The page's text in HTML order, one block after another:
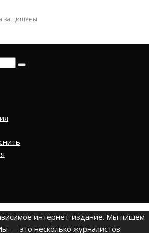
защищены
интернет-издание. Мы пишем
— это несколько журналистов